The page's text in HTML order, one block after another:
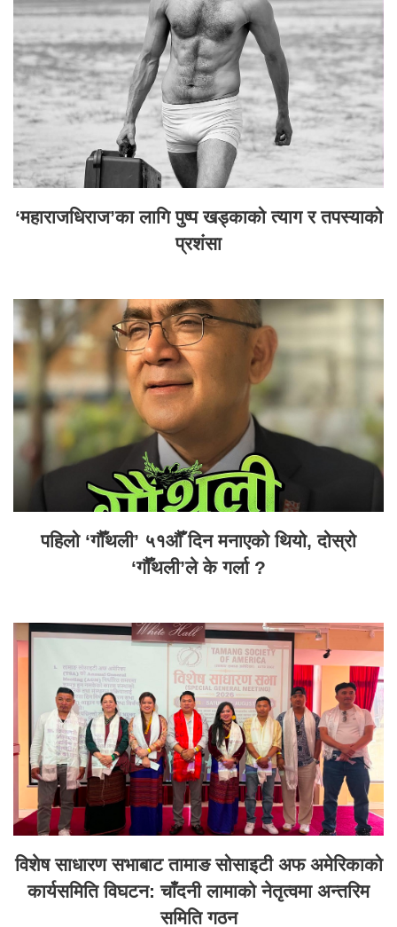
‘महाराजधिराज’का लागि पुष्प खड्काको त्याग र तपस्याको
प्रशंसा
पहिलो ‘गौँथली’ ५१औँ दिन मनाएको थियो, दोस्रो
‘गौँथली’ले के गर्ला ?
विशेष साधारण सभाबाट तामाङ सोसाइटी अफ अमेरिकाको
कार्यसमिति विघटन: चाँदनी लामाको नेतृत्वमा अन्तरिम
समिति गठन